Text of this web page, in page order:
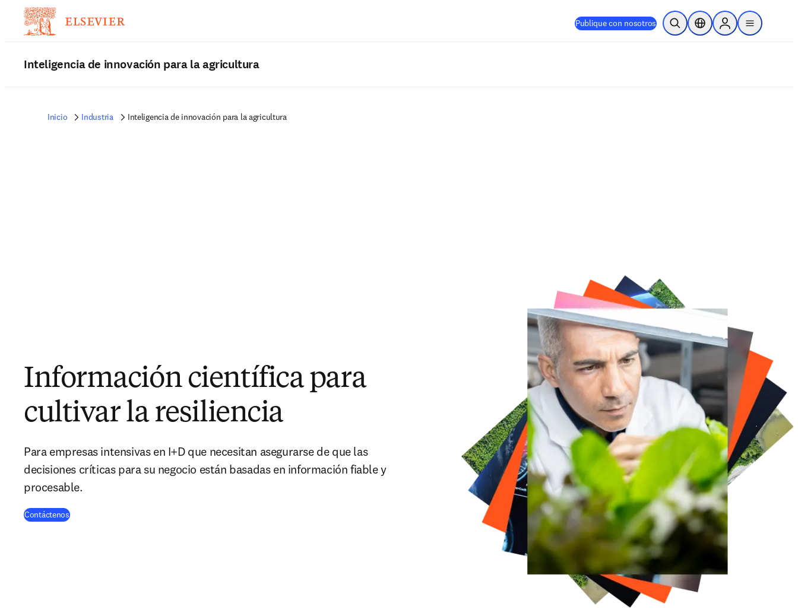
Publique con nosotros Abrir búsquedaSelector de ubicación
Sign in to products
menu
Inteligencia de innovación para la agricultura
Inicio Industria Inteligencia de innovación para la agricultura
Información científica para
cultivar la resiliencia
Para empresas intensivas en I+D que necesitan asegurarse de que las
decisiones críticas para su negocio están basadas en información fiable y
procesable.
Contáctenos